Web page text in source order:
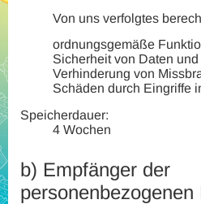
Von uns verfolgtes
ordnungsgemäße
Sicherheit von Daten
Verhinderung von
Schäden durch Eingriffe
Speicherdauer:
4 Wochen
b) Empfänger der
personenbezogenen